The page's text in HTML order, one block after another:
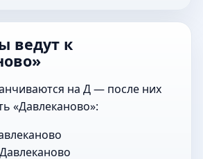
ведут к
на Д — после них
«Давлеканово»: